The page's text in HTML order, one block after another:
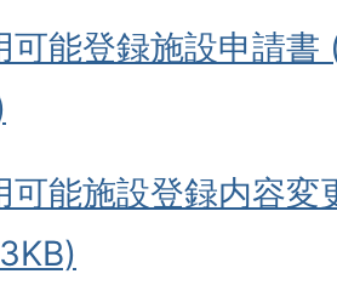
可能登録施設申請
可能施設登録内容